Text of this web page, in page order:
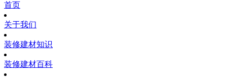
首页
关于我们
装修建材知识
装修建材百科